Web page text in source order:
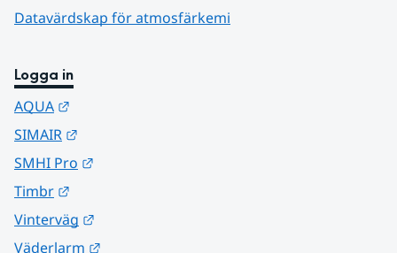
Datavärdskap för atmosfärkemi
Logga in
AQUA
SIMAIR
SMHI Pro
Timbr
Vinterväg
Väderlarm